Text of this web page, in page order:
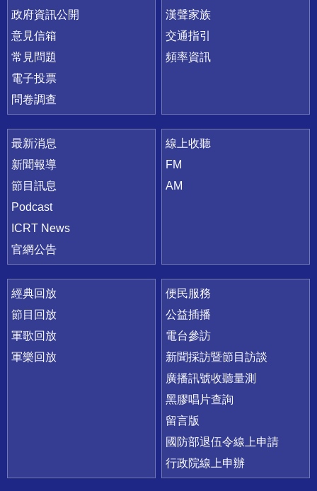
政府資訊公開
意見信箱
常見問題
電子投票
問卷調查
漢聲家族
交通指引
頻率資訊
最新消息
新聞報導
節目訊息
Podcast
ICRT News
官網公告
線上收聽
FM
AM
經典回放
節目回放
軍歌回放
軍樂回放
便民服務
公益插播
電台參訪
新聞採訪暨節目訪談
廣播訊號收聽量測
黑膠唱片查詢
留言版
國防部退伍令線上申請
行政院線上申辦